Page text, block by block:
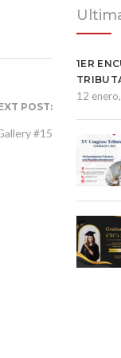
POST:
#15
1ER
12